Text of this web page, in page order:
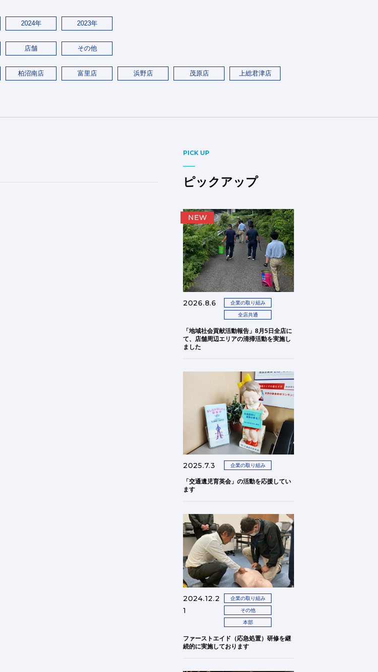
2024年 2023年
店舗 その他
柏沼南店 富里店 浜野店 茂原店 上総君津店
PICK UP
ピックアップ
2026.8.6 企業の取り組み
全店共通
「地域社会貢献活動報告」8月5日全店に
て、店舗周辺エリアの清掃活動を実施し
ました
NEW
2025.7.3 企業の取り組み
「交通遺児育英会」の活動を応援してい
ます
2024.12.2
1
企業の取り組み
その他
本部
ファーストエイド（応急処置）研修を継
続的に実施しております